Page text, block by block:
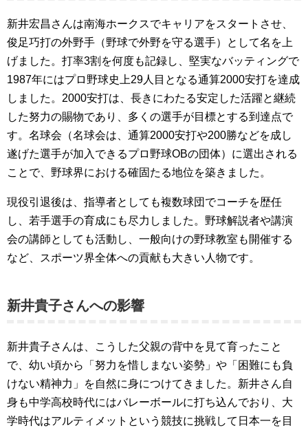
新井宏昌さんは南海ホークスでキャリアをスタートさせ、
俊足巧打の外野手（野球で外野を守る選手）として名を上
げました。打率3割を何度も記録し、堅実なバッティングで
1987年にはプロ野球史上29人目となる通算2000安打を達成
しました。2000安打は、長きにわたる安定した活躍と継続
した努力の賜物であり、多くの選手が目標とする到達点で
す。名球会（名球会は、通算2000安打や200勝などを成し
遂げた選手が加入できるプロ野球OBの団体）に選出される
ことで、野球界における確固たる地位を築きました。
現役引退後は、指導者としても複数球団でコーチを歴任
し、若手選手の育成にも尽力しました。野球解説者や講演
会の講師としても活動し、一般向けの野球教室も開催する
など、スポーツ界全体への貢献も大きい人物です。
新井貴子さんへの影響
新井貴子さんは、こうした父親の背中を見て育ったこと
で、幼い頃から「努力を惜しまない姿勢」や「困難にも負
けない精神力」を自然に身につけてきました。新井さん自
身も中学高校時代にはバレーボールに打ち込んでおり、大
学時代はアルティメットという競技に挑戦して日本一を目